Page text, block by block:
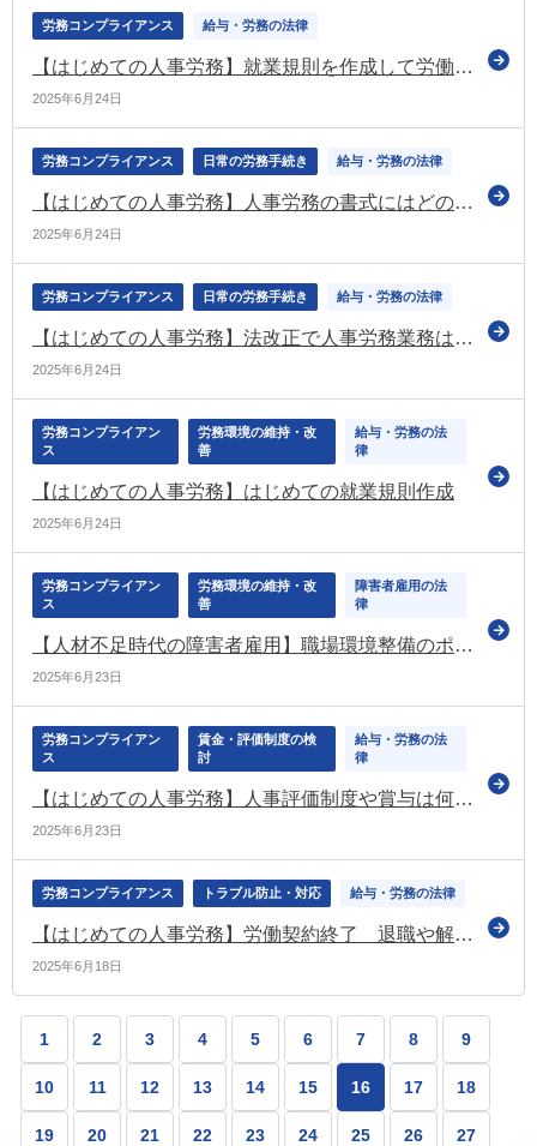
労務コンプライアンス 給与・労務の法律
【はじめての人事労務】就業規則を作成して労働基準監督署に届け出る
2025年6月24日
労務コンプライアンス 日常の労務手続き 給与・労務の法律
【はじめての人事労務】人事労務の書式にはどのようなものがある？
2025年6月24日
労務コンプライアンス 日常の労務手続き 給与・労務の法律
【はじめての人事労務】法改正で人事労務業務はどう変わる？
2025年6月24日
労務コンプライアン
ス
労務環境の維持・改
善
給与・労務の法
律
【はじめての人事労務】はじめての就業規則作成
2025年6月24日
労務コンプライアン
ス
労務環境の維持・改
善
障害者雇用の法
律
【人材不足時代の障害者雇用】職場環境整備のポイント
2025年6月23日
労務コンプライアン
ス
賃金・評価制度の検
討
給与・労務の法
律
【はじめての人事労務】人事評価制度や賞与は何のため？
2025年6月23日
労務コンプライアンス トラブル防止・対応 給与・労務の法律
【はじめての人事労務】労働契約終了 退職や解雇時の注意
2025年6月18日
1 2 3 4 5 6 7 8 9
10 11 12 13 14 15 16 17 18
19 20 21 22 23 24 25 26 27